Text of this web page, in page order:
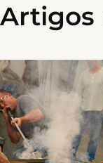
Artigos